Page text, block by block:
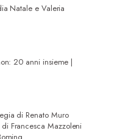
Natale e Valeria
20 anni insieme |
di Renato Muro
Francesca Mazzoleni